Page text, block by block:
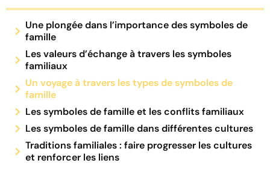
Une plongée dans l’importance des symboles de
famille
Les valeurs d’échange à travers les symboles
familiaux
Un voyage à travers les types de symboles de
famille
Les symboles de famille et les conflits familiaux
Les symboles de famille dans différentes cultures
Traditions familiales : faire progresser les cultures
et renforcer les liens